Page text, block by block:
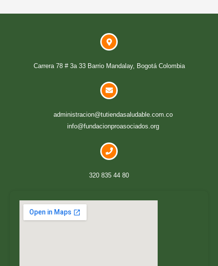
Carrera 78 # 3a 33 Barrio Mandalay, Bogotá Colombia
administracion@tutiendasaludable.com.co
info@fundacionproasociados.org
320 835 44 80